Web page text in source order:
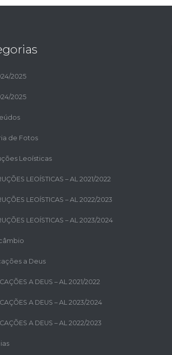
2025
2025
de Fotos
Leoísticas
LEOÍSTICAS – AL 2021/2022
LEOÍSTICAS – AL 2022/2023
LEOÍSTICAS – AL 2023/2024
a Deus
A DEUS – AL 2021/2022
A DEUS – AL 2023/2024
A DEUS – AL 2022/2023